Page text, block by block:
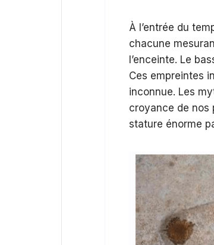
À l’entrée du
chacune
l’enceinte. Le
Ces empreintes
inconnue. Les
croyance de nos
stature énorme